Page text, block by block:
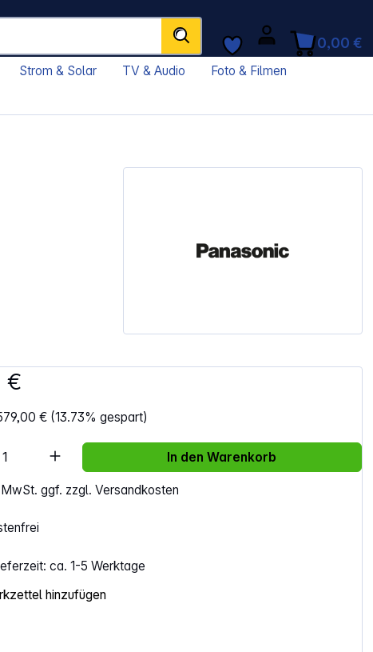
0,00 €
Strom & Solar TV & Audio
Foto & Filmen
€
€ (13.73% gespart)
ggf. zzgl. Versandkosten
ca. 1-5 Werktage
Anzahl: Gib den gewünschten Wert ein
In den Warenkorb
hinzufügen